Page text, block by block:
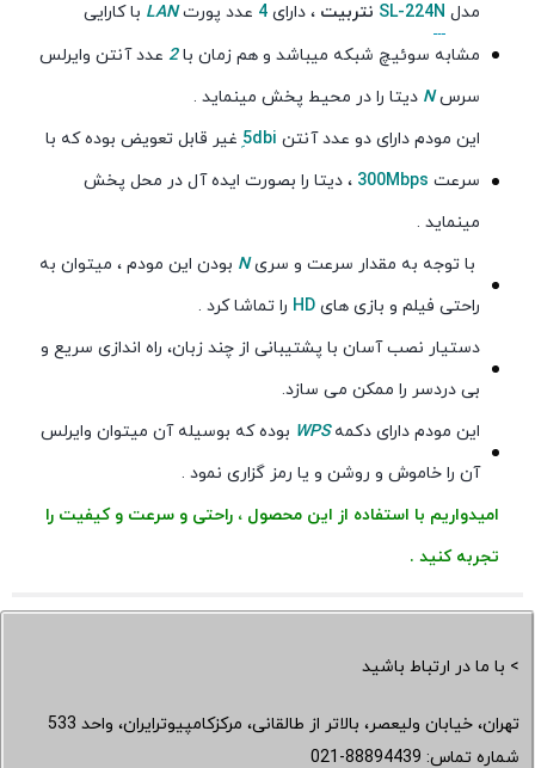
مدل N
SL-224 نتربیت ، دارای 4 عدد پورتLAN با کارایی
مشابه سوئیچ شبکه میباشد و هم زمان با2 عدد آنتن وایرلس
سرسN دیتا را در محیط پخش مینماید .
این مودم دارای دو عدد آنتن 5ِdbi غیر قابل تعویض بوده که با
سرعت 300Mbps ، دیتا را بصورت ایده آل در محل پخش
مینماید .
با توجه به مقدار سرعت و سریN بودن این مودم ، میتوان به
راحتی فیلم و بازی های HD را تماشا کرد .
دستیار نصب آسان با پشتیبانی از چند زبان، راه اندازی سریع و
بی دردسر را ممکن می سازد.
این مودم دارای دکمهWPS بوده که بوسیله آن میتوان وایرلس
آن را خاموش و روشن و یا رمز گزاری نمود .
امیدواریم با استفاده از این محصول ، راحتی و سرعت و کیفیت را
تجربه کنید .
> با ما در ارتباط باشید
تهران، خیابان ولیعصر، بالاتر از طالقانی، مرکزکامپیوترایران، واحد 533
شماره تماس: 021-88894439